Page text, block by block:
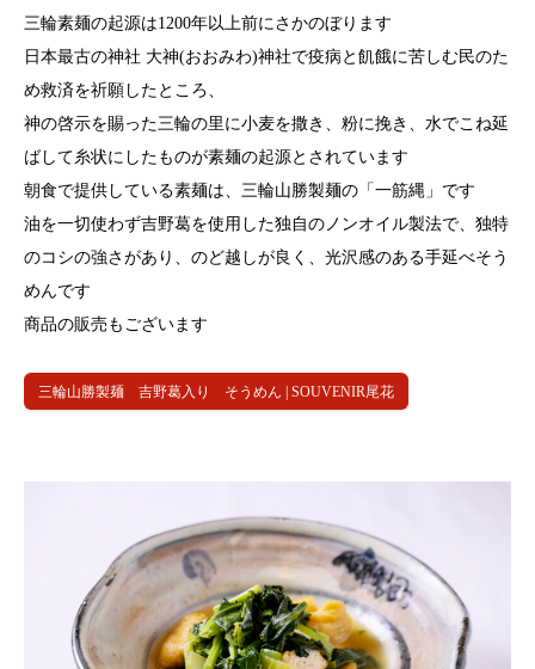
三輪素麺の起源は1200年以上前にさかのぼります
日本最古の神社 大神(おおみわ)神社で疫病と飢餓に苦しむ民のた
め救済を祈願したところ、
神の啓示を賜った三輪の里に小麦を撒き、粉に挽き、水でこね延
ばして糸状にしたものが素麺の起源とされています
朝食で提供している素麺は、三輪山勝製麺の「一筋縄」です
油を一切使わず吉野葛を使用した独自のノンオイル製法で、独特
のコシの強さがあり、のど越しが良く、光沢感のある手延べそう
めんです
商品の販売もございます
三輪山勝製麺 吉野葛入り そうめん | SOUVENIR尾花